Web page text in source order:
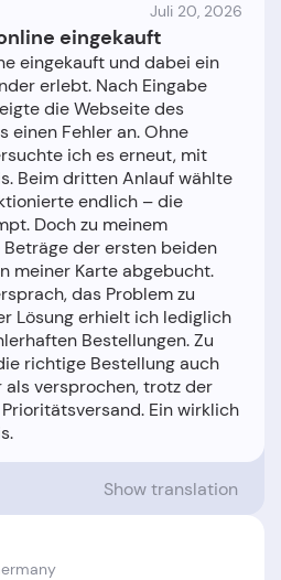
Juli 20, 2026
eingekauft
eingekauft und dabei ein
erlebt. Nach Eingabe
die Webseite des
einen Fehler an. Ohne
ich es erneut, mit
Beim dritten Anlauf wählte
endlich – die
Doch zu meinem
der ersten beiden
meiner Karte abgebucht.
das Problem zu
Lösung erhielt ich lediglich
Bestellungen. Zu
richtige Bestellung auch
als versprochen, trotz der
Ein wirklich
Show translation